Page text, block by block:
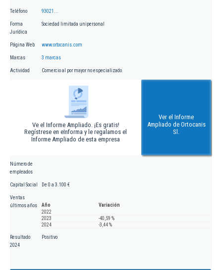
Teléfono 93021...
Forma
Jurídica
Sociedad limitada unipersonal
Página Web www.ortocanis.com
Marcas 3 marcas
Actividad Comercio al por mayor no especializado
Ve el Informe Ampliado. ¡Es gratis!
Regístrese en eInforma y le regalamos el
Informe Ampliado de esta empresa
Ver el Informe
Ampliado de Ortocanis
Sl.
Número de
empleados
Capital Social De 0 a 3.100 €
Ventas
últimos años
Año
Variación
2022
2023
-40,59 %
2024
-3,44 %
Resultado
2024
Positivo